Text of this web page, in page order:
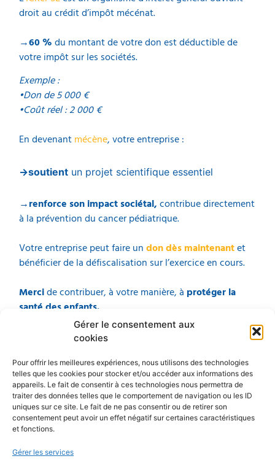
Gérer le consentement aux
cookies
Pour offrir les meilleures expériences, nous utilisons des technologies
telles que les cookies pour stocker et/ou accéder aux informations des
appareils. Le fait de consentir à ces technologies nous permettra de
traiter des données telles que le comportement de navigation ou les ID
uniques sur ce site. Le fait de ne pas consentir ou de retirer son
consentement peut avoir un effet négatif sur certaines caractéristiques
et fonctions.
Gérer les services
droit au crédit d’impôt mécénat.
→60 %du montant de votre don est déductible de
votre impôt sur les sociétés.
Exemple :
•Don de 5 000 €
•Coût réel : 2 000 €
En devenantmécène, votre entreprise :
→soutient un projet scientifique essentiel
→renforce son impact sociétal,contribue directement
à la prévention du cancer pédiatrique.
Votre entreprise peut faire undondès maintenantet
bénéficier de la défiscalisation sur l’exercice en cours.
Mercide contribuer, à votre manière, à protéger la
santé des enfants.
Nous contacter
Précédent
Conseil d’administration du 26 Novembre 2025
Suivant